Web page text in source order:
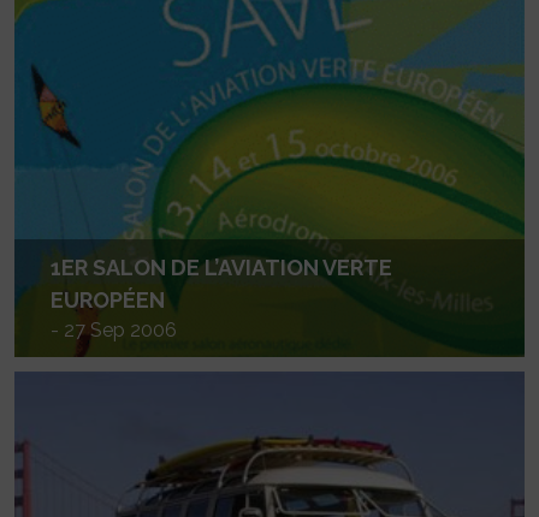
1ER SALON DE L’AVIATION VERTE
EUROPÉEN
- 27 Sep 2006